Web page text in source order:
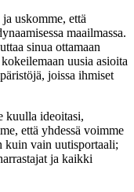
uskomme, että
maailmassa.
sinua ottamaan
uusia asioita
joissa ihmiset
kuulla ideoitasi,
että yhdessä voimme
kuin vain uutisportaali;
ja kaikki